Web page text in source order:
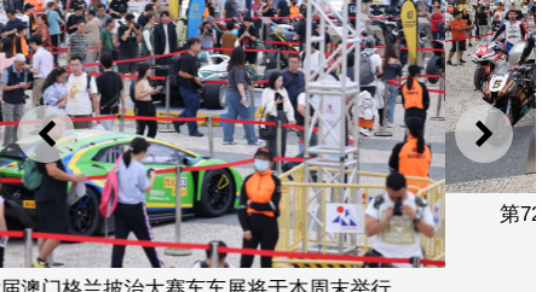
上一则 下一
第72届澳门格兰披治大赛车车展将于本周